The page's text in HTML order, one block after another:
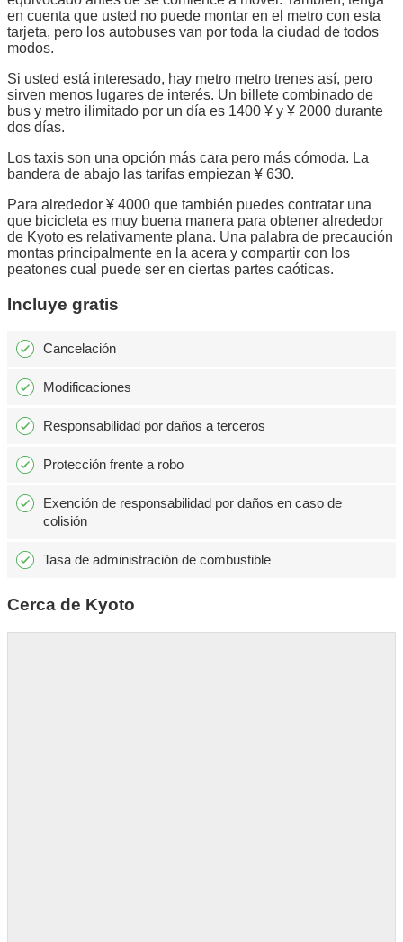
en cuenta que usted no puede montar en el metro con esta
tarjeta, pero los autobuses van por toda la ciudad de todos
modos.
Si usted está interesado, hay metro metro trenes así, pero
sirven menos lugares de interés. Un billete combinado de
bus y metro ilimitado por un día es 1400 ¥ y ¥ 2000 durante
dos días.
Los taxis son una opción más cara pero más cómoda. La
bandera de abajo las tarifas empiezan ¥ 630.
Para alrededor ¥ 4000 que también puedes contratar una
que bicicleta es muy buena manera para obtener alrededor
de Kyoto es relativamente plana. Una palabra de precaución
montas principalmente en la acera y compartir con los
peatones cual puede ser en ciertas partes caóticas.
Incluye gratis
Cancelación
Modificaciones
Responsabilidad por daños a terceros
Protección frente a robo
Exención de responsabilidad por daños en caso de
colisión
Tasa de administración de combustible
Cerca de Kyoto